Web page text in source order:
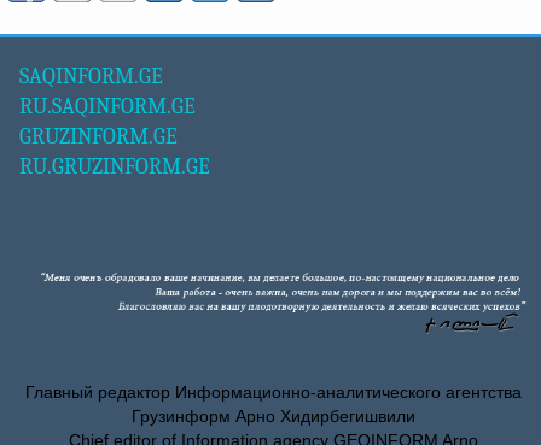
SAQINFORM.GE
RU.SAQINFORM.GE
GRUZINFORM.GE
RU.GRUZINFORM.GE
Главный редактор Информационно-аналитического агентства
Грузинформ Арно Хидирбегишвили
Chief editor of Information agency GEOINFORM Arno